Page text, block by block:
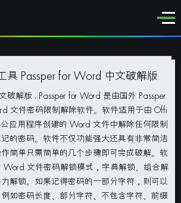
具 Passper for Word 中文破解版
破解版 . Passper for Word 是由国外 Passper
文件密码限制解除软件。软件适用于由 Offi
应用程序创建的 Word 文件中解除任何限制
的密码。软件不仅功能强大还具有非常简洁
简单只需简单的几个步骤即可完成破解。软
Word 文件密码解锁模式，字典解锁、组合解
解锁。如果记得密码的一部分字符，则可以
如密码长度、部分字符、不包含字符、前缀